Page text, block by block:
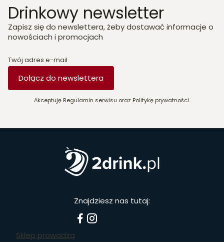
Drinkowy newsletter
Zapisz się do newslettera, żeby dostawać informacje o
nowościach i promocjach
Twój adres e-mail
Dołącz do newslettera
Akceptuję Regulamin serwisu oraz Politykę prywatności.
Znajdziesz nas tutaj:
Sklep prowadzą